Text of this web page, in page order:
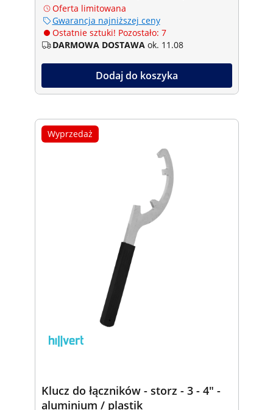
Oferta limitowana
Gwarancja najniższej ceny
Ostatnie sztuki! Pozostało: 7
DARMOWA DOSTAWA ok. 11.08
Dodaj do koszyka
Wyprzedaż
Klucz do łączników - storz - 3 - 4" -
aluminium / plastik